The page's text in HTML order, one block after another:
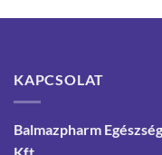
KAPCSOLAT
Balmazpharm
Kft.